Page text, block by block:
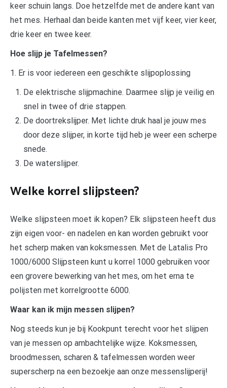
keer schuin langs. Doe hetzelfde met de andere kant van
het mes. Herhaal dan beide kanten met vijf keer, vier keer,
drie keer en twee keer.
Hoe slijp je Tafelmessen?
1. Er is voor iedereen een geschikte slijpoplossing
De elektrische slijpmachine. Daarmee slijp je veilig en
snel in twee of drie stappen.
De doortrekslijper. Met lichte druk haal je jouw mes
door deze slijper, in korte tijd heb je weer een scherpe
snede.
De waterslijper.
Welke korrel slijpsteen?
Welke slijpsteen moet ik kopen? Elk slijpsteen heeft dus
zijn eigen voor- en nadelen en kan worden gebruikt voor
het scherp maken van koksmessen. Met de Latalis Pro
1000/6000 Slijpsteen kunt u korrel 1000 gebruiken voor
een grovere bewerking van het mes, om het erna te
polijsten met korrelgrootte 6000.
Waar kan ik mijn messen slijpen?
Nog steeds kun je bij Kookpunt terecht voor het slijpen
van je messen op ambachtelijke wijze. Koksmessen,
broodmessen, scharen & tafelmessen worden weer
superscherp na een bezoekje aan onze messenslijperij!